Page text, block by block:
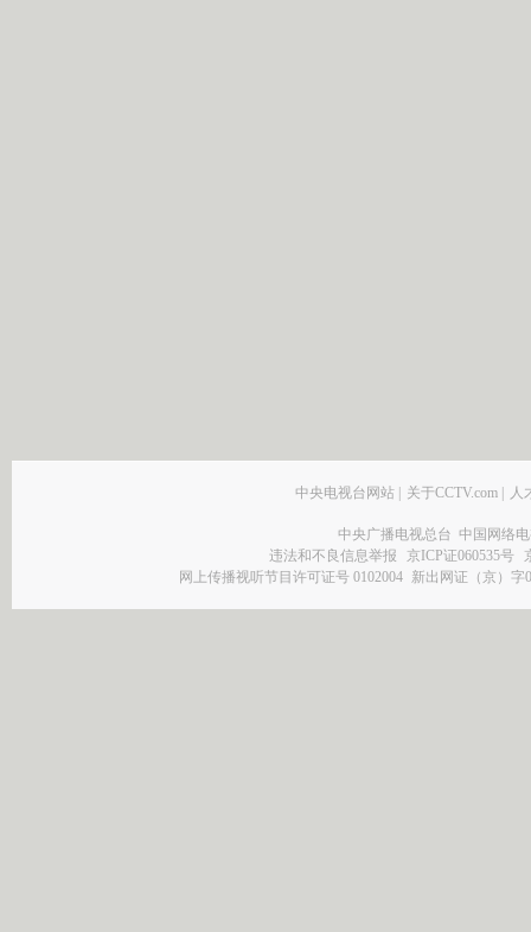
中央电视台网站 关于CCTV.com 人
中央广播电视总台 中国网络
违法和不良信息举报
京ICP证060535号
网上传播视听节目许可证号 0102004 新出网证（京）